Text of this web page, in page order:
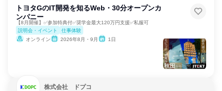
トヨタGのIT開発を知るWeb・30分オープンカ
ンパニー
【8月開催】✅参加特典付✅奨学金最大120万円支援✅私服可
説明会・イベント
仕事体験
オンライン
2026年8月・9月 1日
株式会社 ドプコ